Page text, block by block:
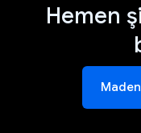
Hemen